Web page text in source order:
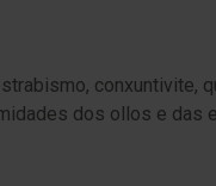
dos ollos e das